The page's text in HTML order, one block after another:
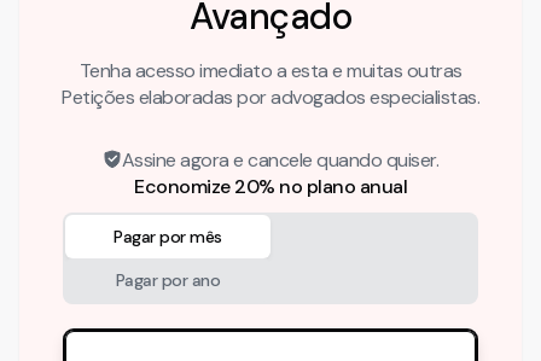
Avançado
Tenha acesso imediato a esta e muitas outras
Petições elaboradas por advogados especialistas.
Assine agora e cancele quando quiser.
Economize 20% no plano anual
Pagar por mês
Pagar por ano